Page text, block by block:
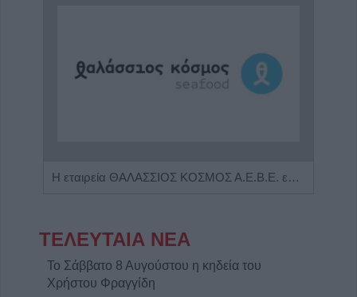
Η εταιρεία ΘΑΛΑΣΣΙΟΣ ΚΟΣΜΟΣ Α.Ε.Β.Ε. επιθυμεί να προσλάβει Αποθηκάριο
ΤΕΛΕΥΤΑΙΑ ΝΕΑ
Το Σάββατο 8 Αυγούστου η κηδεία του
Χρήστου Φραγγίδη